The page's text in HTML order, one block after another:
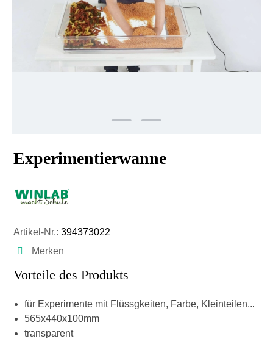
Experimentierwanne
Artikel-Nr.: 394373022
Merken
Vorteile des Produkts
für Experimente mit Flüssgkeiten, Farbe, Kleinteilen...
565x440x100mm
transparent